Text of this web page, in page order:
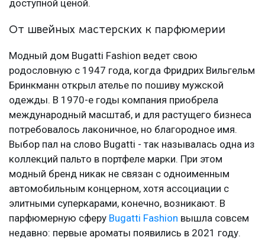
доступной ценой.
От швейных мастерских к парфюмерии
Модный дом Bugatti Fashion ведет свою
родословную с 1947 года, когда Фридрих Вильгельм
Бринкманн открыл ателье по пошиву мужской
одежды. В 1970-е годы компания приобрела
международный масштаб, и для растущего бизнеса
потребовалось лаконичное, но благородное имя.
Выбор пал на слово Bugatti - так называлась одна из
коллекций пальто в портфеле марки. При этом
модный бренд никак не связан с одноименным
автомобильным концерном, хотя ассоциации с
элитными суперкарами, конечно, возникают. В
парфюмерную сферу Bugatti Fashion вышла совсем
недавно: первые ароматы появились в 2021 году.